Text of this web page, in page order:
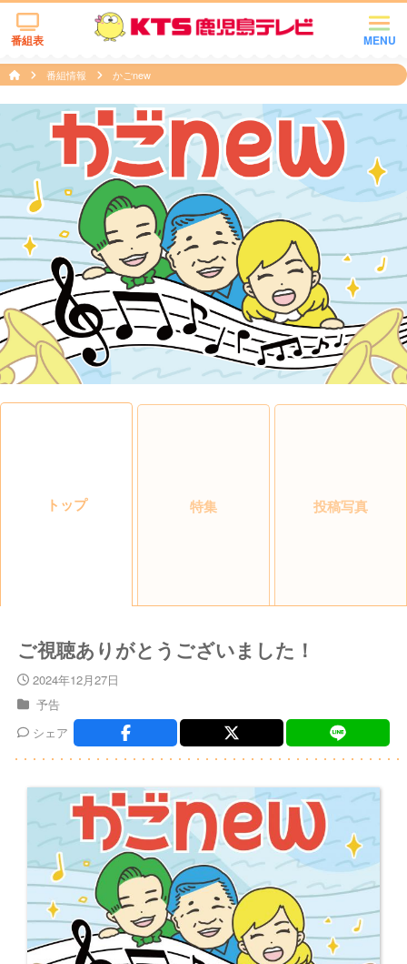
MENU
番組表
番組情報 かごnew
トップ 特集 投稿写真
ご視聴ありがとうございました！
2024年12月27日
予告
シェア